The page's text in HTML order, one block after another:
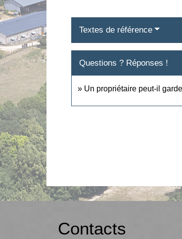
Textes de référence
Questions ? Réponses !
Un propriétaire peut-il
Contacts